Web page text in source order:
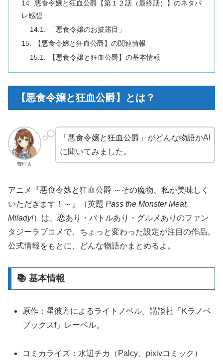
悪食令嬢と狂血公爵【第１２話（最終話）】のネタバ
レ感想
「悪食令嬢のお披露目」
【悪食令嬢と狂血公爵】の関連情報
【悪食令嬢と狂血公爵】の基本情報
【悪食令嬢と狂血公爵】とは？
管理人
「悪食令嬢と狂血公爵」がどんな物語かAI
に聞いてみました。
アニメ『悪食令嬢と狂血公爵 ～その魔物、私が美味しく
いただきます！～』（英題 Pass the Monster Meat,
Milady!）は、恋あり・バトルあり・グルメありのファン
タジーラブコメで、ちょっと変わった設定が注目の作品。
公式情報をもとに、どんな物語かまとめるよ。
📚 基本情報
原作：星彼方によるライトノベル。講談社「Kラノベ
ブックスf」レーベル。
コミカライズ：水辺チカ（Palcy、pixivコミック）